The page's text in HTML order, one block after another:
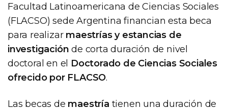
Facultad Latinoamericana de Ciencias Sociales
(FLACSO) sede Argentina financian esta beca
para realizar maestrías y estancias de
investigación de corta duración de nivel
doctoral en el Doctorado de Ciencias Sociales
ofrecido por FLACSO.
Las becas de maestría tienen una duración de